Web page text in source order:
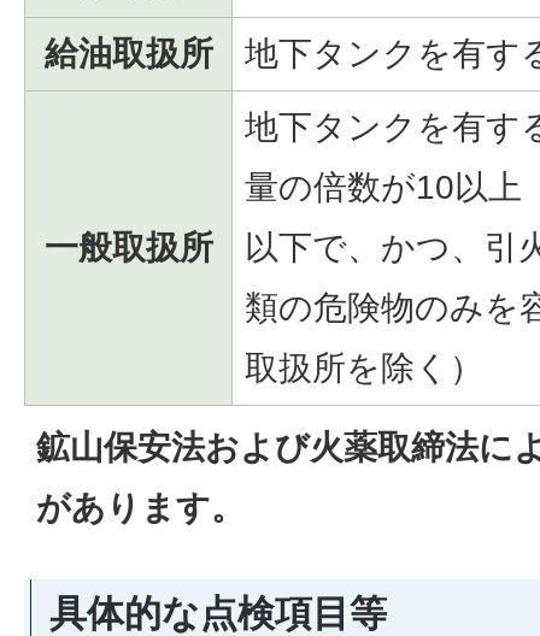
給油取扱所 地下タンクを有す
一般取扱所
地下タンクを有す
量の倍数が10以上
以下で、かつ、引
類の危険物のみを
取扱所を除く）
鉱山保安法および火薬取締法に
があります。
具体的な点検項目等